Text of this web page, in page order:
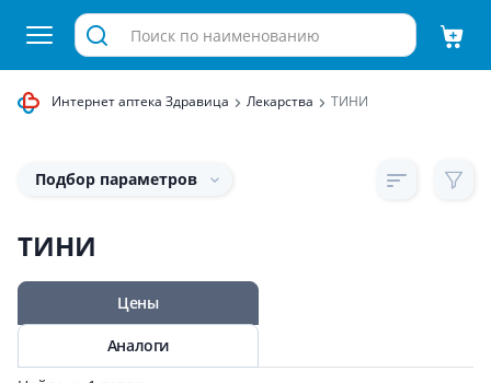
Интернет аптека Здравица Лекарства ТИНИ
Подбор параметров
ТИНИ
Цены
Аналоги